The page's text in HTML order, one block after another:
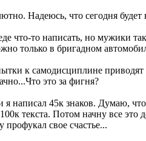
Надеюсь, что сегодня будет
что-то написать, но мужики
только в бригадном
к самодисциплине
это за фигня?
я написал 45к знаков. Думаю,
текста. Потом начну все
свое счастье...